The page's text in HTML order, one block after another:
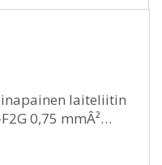
laiteliitin
0,75 mmÂ²…